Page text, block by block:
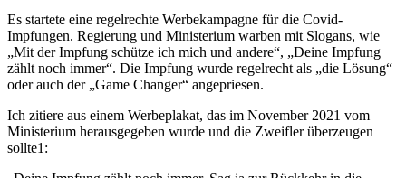
Es startete eine regelrechte Werbekampagne für die Covid-
Impfungen. Regierung und Ministerium warben mit Slogans, wie
„Mit der Impfung schütze ich mich und andere“, „Deine Impfung
zählt noch immer“. Die Impfung wurde regelrecht als „die Lösung“
oder auch der „Game Changer“ angepriesen.
Ich zitiere aus einem Werbeplakat, das im November 2021 vom
Ministerium herausgegeben wurde und die Zweifler überzeugen
sollte1: